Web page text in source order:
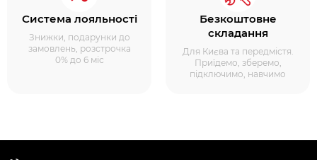
Система лояльності
Знижки, подарунки до
замовлень, розстрочка
0% до 6 міс
Безкоштовне
складання
Для Києва та передмістя.
Приїдемо, зберемо,
підключимо, навчимо